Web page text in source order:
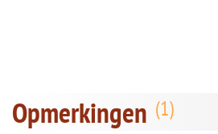
Opmerkingen